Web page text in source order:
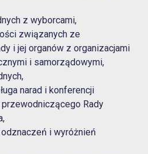
z wyborcami,
związanych ze
i jej organów z organizacjami
i samorządowymi,
narad i konferencji
Rady
i wyróżnień